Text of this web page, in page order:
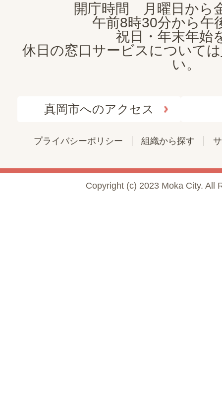
開庁時間 月曜日から
午前8時30分から午
祝日・年末年始
休日の窓口サービスについては
い。
真岡市へのアクセス
プライバシーポリシー 組織から探す
Copyright (c) 2023 Moka City. All